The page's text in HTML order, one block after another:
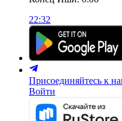
22:32
Присоединяйтесь к
Войти